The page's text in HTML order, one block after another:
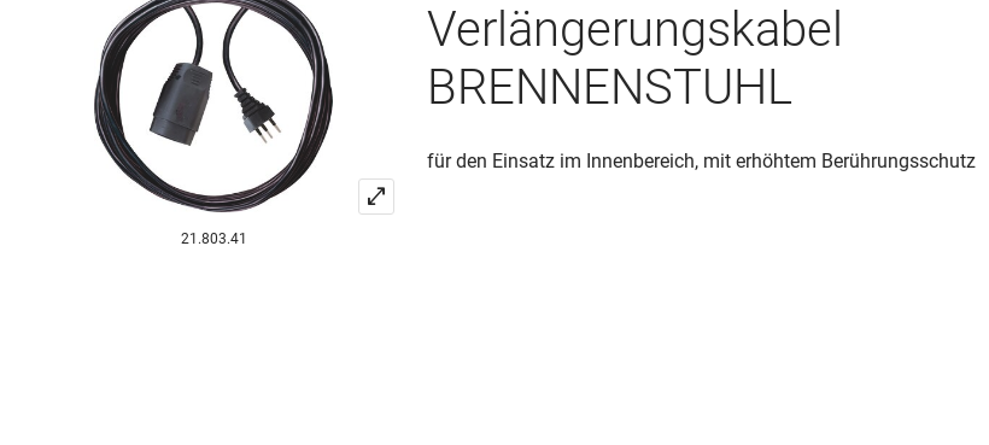
21.803.41
Verlängerungskabel
BRENNENSTUHL
für den Einsatz im Innenbereich, mit erhöhtem Berührungsschutz